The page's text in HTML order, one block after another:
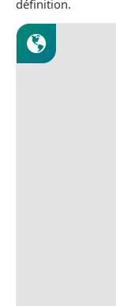
définition.